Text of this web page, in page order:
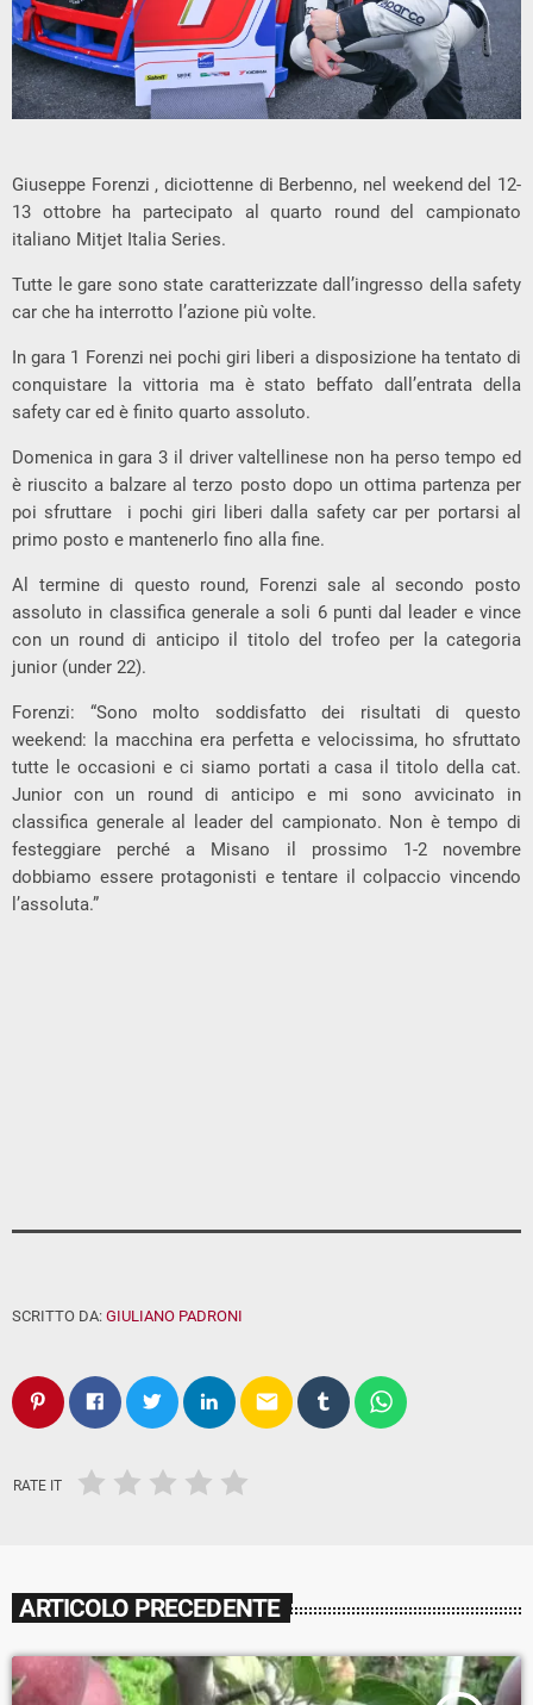
Giuseppe Forenzi , diciottenne di Berbenno, nel weekend del 12-
13 ottobre ha partecipato al quarto round del campionato
italiano Mitjet Italia Series.
Tutte le gare sono state caratterizzate dall’ingresso della safety
car che ha interrotto l’azione più volte.
In gara 1 Forenzi nei pochi giri liberi a disposizione ha tentato di
conquistare la vittoria ma è stato beffato dall’entrata della
safety car ed è finito quarto assoluto.
Domenica in gara 3 il driver valtellinese non ha perso tempo ed
è riuscito a balzare al terzo posto dopo un ottima partenza per
poi sfruttare i pochi giri liberi dalla safety car per portarsi al
primo posto e mantenerlo fino alla fine.
Al termine di questo round, Forenzi sale al secondo posto
assoluto in classifica generale a soli 6 punti dal leader e vince
con un round di anticipo il titolo del trofeo per la categoria
junior (under 22).
Forenzi: “Sono molto soddisfatto dei risultati di questo
weekend: la macchina era perfetta e velocissima, ho sfruttato
tutte le occasioni e ci siamo portati a casa il titolo della cat.
Junior con un round di anticipo e mi sono avvicinato in
classifica generale al leader del campionato. Non è tempo di
festeggiare perché a Misano il prossimo 1-2 novembre
dobbiamo essere protagonisti e tentare il colpaccio vincendo
l’assoluta.”
SCRITTO DA: GIULIANO PADRONI
email
RATE IT
ARTICOLO PRECEDENTE